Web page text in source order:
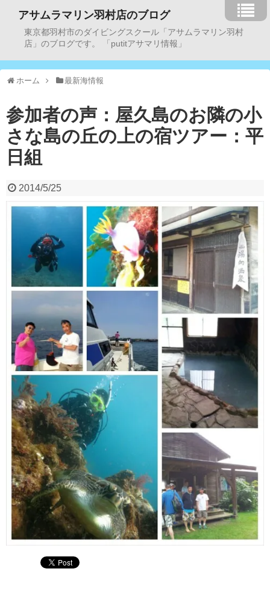
アサムラマリン羽村店のブログ
東京都羽村市のダイビングスクール「アサムラマリン羽村
店」のブログです。 「putitアサマリ情報」
ホーム 最新海情報
参加者の声：屋久島のお隣の小
さな島の丘の上の宿ツアー：平
日組
2014/5/25